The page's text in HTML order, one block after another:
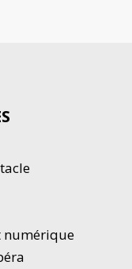
numérique